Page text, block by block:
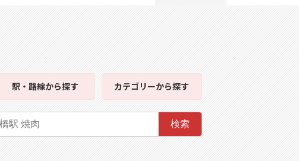
駅・路線から探す カテゴリーから探す
検索